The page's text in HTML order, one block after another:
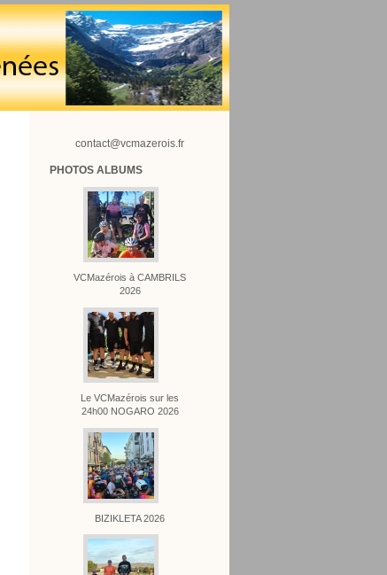
contact@vcmazerois.fr
PHOTOS ALBUMS
VCMazérois à CAMBRILS
2026
Le VCMazérois sur les
24h00 NOGARO 2026
BIZIKLETA 2026